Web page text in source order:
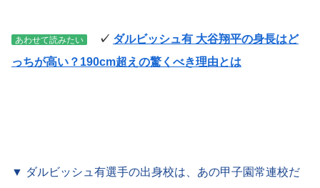
あわせて読みたい ✓ ダルビッシュ有 大谷翔平の身長はど
っちが高い？190cm超えの驚くべき理由とは
▼ ダルビッシュ有選手の出身校は、あの甲子園常連校だ